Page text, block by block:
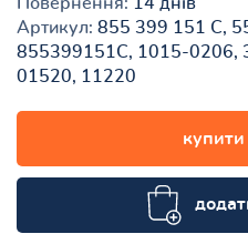
Артикул: 855 399 151 C,
855399151C, 1015-0206,
01520, 11220
купити